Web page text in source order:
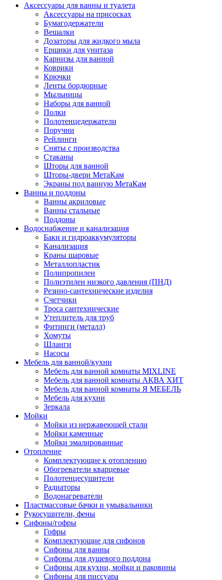
Аксессуары для ванны и туалета
Аксессуары на присосках
Бумагодержатели
Вешалки
Дозаторы для жидкого мыла
Ершики для унитаза
Карнизы для ванной
Коврики
Крючки
Ленты бордюрные
Мыльницы
Наборы для ванной
Полки
Полотенцедержатели
Поручни
Рейлинги
Сняты с производства
Стаканы
Шторы для ванной
Шторы-двери МетаКам
Экраны под ванную МетаКам
Ванны и поддоны
Ванны акриловые
Ванны стальные
Поддоны
Водоснабжение и канализация
Баки и гидроаккумуляторы
Канализация
Краны шаровые
Металлопластик
Полипропилен
Полиэтилен низкого давления (ПНД)
Резино-сантехнические изделия
Счетчики
Троса сантехнические
Утеплитель для труб
Фитинги (металл)
Хомуты
Шланги
Насосы
Мебель для ванной/кухни
Мебель для ванной комнаты MIXLINE
Мебель для ванной комнаты АКВА ХИТ
Мебель для ванной комнаты Я МЕБЕЛЬ
Мебель для кухни
Зеркала
Мойки
Мойки из нержавеющей стали
Мойки каменные
Мойки эмалированные
Отопление
Комплектующие к отоплению
Обогреватели кварцевые
Полотенцесушители
Радиаторы
Водонагреватели
Пластмассовые бачки и умывальники
Рукосушители, фены
Сифоны/гофры
Гофры
Комплектующие для сифонов
Сифоны для ванны
Сифоны для душевого поддона
Сифоны для кухни, мойки и раковины
Сифоны для писсуара